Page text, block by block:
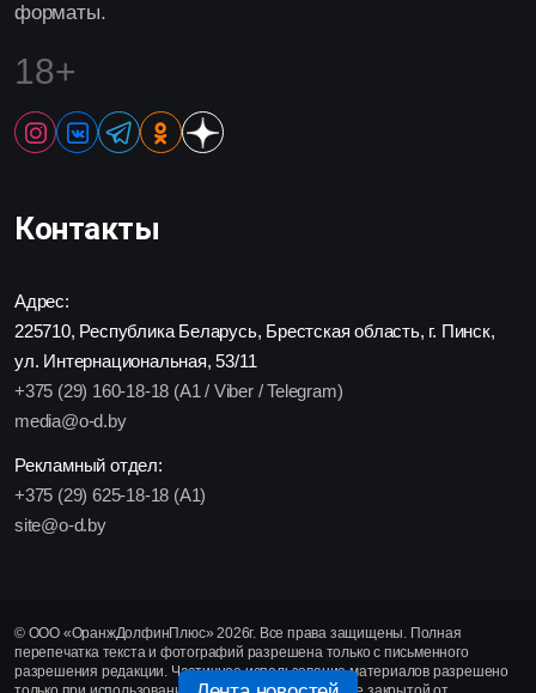
форматы.
18+
Контакты
Адрес:
225710, Республика Беларусь, Брестская область, г. Пинск,
ул. Интернациональная, 53/11
+375 (29) 160-18-18 (A1 / Viber / Telegram)
media@o-d.by
Рекламный отдел:
+375 (29) 625-18-18 (A1)
site@o-d.by
© ООО «ОранжДолфинПлюс» 2026г. Все права защищены. Полная
перепечатка текста и фотографий разрешена только с письменного
разрешения редакции. Частичное использование материалов разрешено